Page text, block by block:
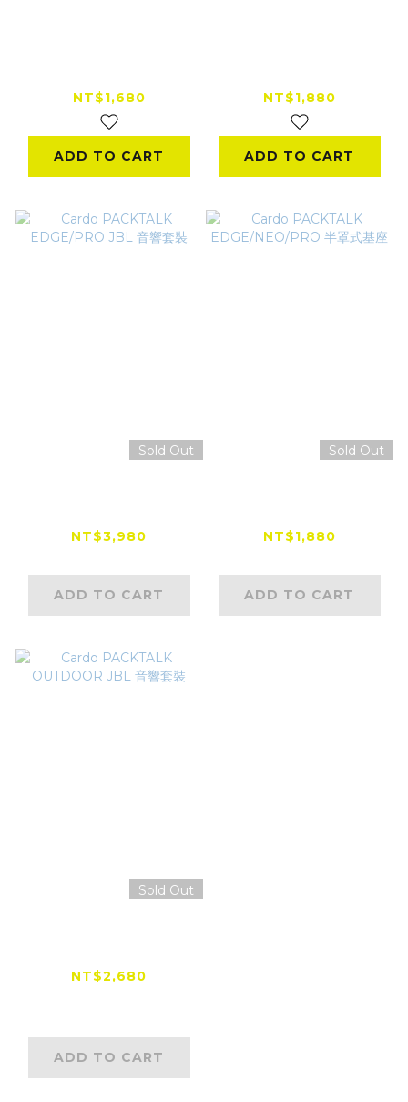
座
NT$1,680
ADD TO CART
NT$1,880
ADD TO CART
Sold Out
響套裝
NT$3,980
ADD TO CART
Sold Out
罩式基座
NT$1,880
ADD TO CART
Sold Out
響套裝
NT$2,680
ADD TO CART